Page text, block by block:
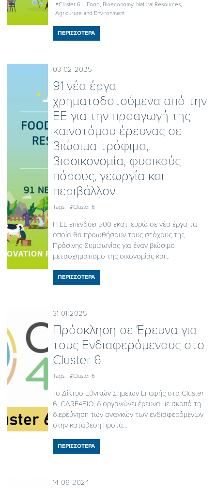
#Cluster 6 – Food, Bioeconomy, Natural Resources,
Agriculture and Environment
ΠΕΡΙΣΣΟΤΕΡΑ
03-02-2025
91 νέα έργα
χρηματοδοτούμενα από την
ΕΕ για την προαγωγή της
καινοτόμου έρευνας σε
βιώσιμα τρόφιμα,
βιοοικονομία, φυσικούς
πόρους, γεωργία και
περιβάλλον
Tags: #Cluster 6
Η ΕΕ επενδύει 500 εκατ. ευρώ σε νέα έργα τα
οποία θα προωθήσουν τους στόχους της
Πράσινης Συμφωνίας για έναν βιώσιμο
μετασχηματισμό της οικονομίας και...
ΠΕΡΙΣΣΟΤΕΡΑ
31-01-2025
Πρόσκληση σε Έρευνα για
τους Ενδιαφερόμενους στο
Cluster 6
Tags: #Cluster 6
Το Δίκτυο Εθνικών Σημείων Επαφής στο Cluster
6, CARE4BIO, διοργανώνει έρευνα με σκοπό τη
διερεύνηση των αναγκών των ενδιαφερόμενων
στην κατάθεση προτά...
ΠΕΡΙΣΣΟΤΕΡΑ
14-06-2024